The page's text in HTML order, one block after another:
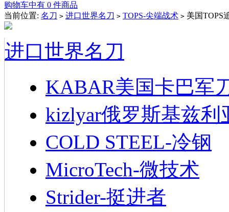
购物车中有 0 件商品
当前位置: 名刀 > 进口世界名刀 > TOPS-尖端战术 > 美国TOPS
进口世界名刀
KABAR美国卡巴军
kizlyar俄罗斯基兹利
COLD STEEL-冷钢
MicroTech-微技术
Strider-挺进者